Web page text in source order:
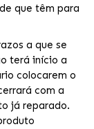
que têm para
a que se
terá início a
colocarem o
com a
já reparado.